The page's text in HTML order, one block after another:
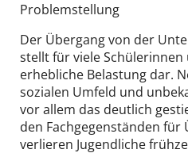
Problemstellung
Der Übergang von der
stellt für viele Schülerinnen
erhebliche Belastung dar.
sozialen Umfeld und
vor allem das deutlich
den Fachgegenständen
verlieren Jugendliche